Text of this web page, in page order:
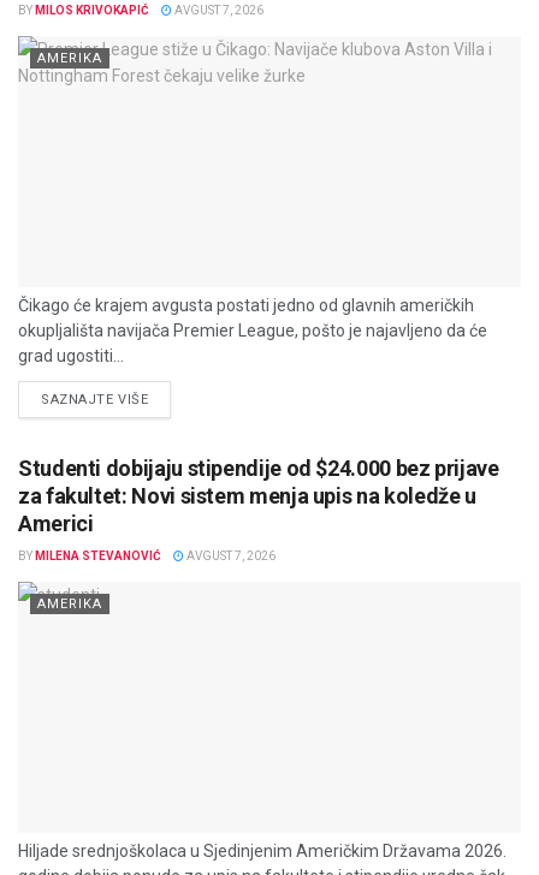
BY MILOS KRIVOKAPIĆ AVGUST 7, 2026
AMERIKA
Čikago će krajem avgusta postati jedno od glavnih američkih
okupljališta navijača Premier League, pošto je najavljeno da će
grad ugostiti...
SAZNAJTE VIŠEDETAILS
Studenti dobijaju stipendije od $24.000 bez prijave
za fakultet: Novi sistem menja upis na koledže u
Americi
BY MILENA STEVANOVIĆ AVGUST 7, 2026
AMERIKA
Hiljade srednjoškolaca u Sjedinjenim Američkim Državama 2026.